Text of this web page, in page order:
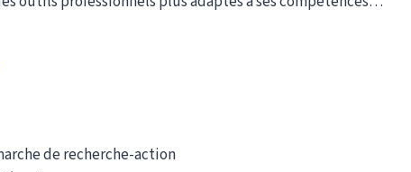
de recherche-action